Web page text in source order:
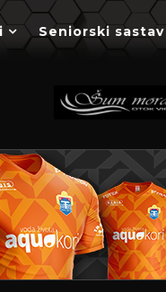
Seniorski sastav